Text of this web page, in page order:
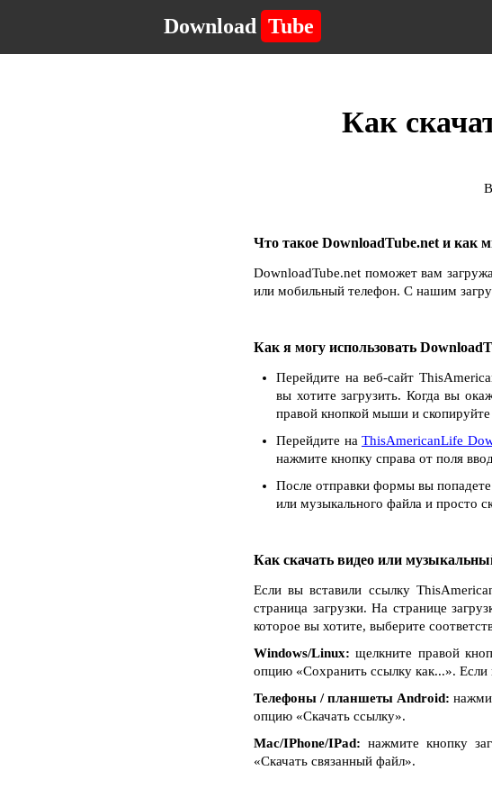
Download Tube
Как
Что такое DownloadTube.net и как
DownloadTube.net поможет вам
или мобильный телефон. С нашим
Как я могу использовать
Перейдите на веб-сайт
вы хотите загрузить. Когда вы
правой кнопкой мыши и скопируйте
Перейдите на ThisAmericanLife
нажмите кнопку справа от поля
После отправки формы вы попадете
или музыкального файла и просто
Как скачать видео или
Если вы вставили ссылку
страница загрузки. На странице
которое вы хотите, выберите
Windows/Linux: щелкните правой
опцию «Сохранить ссылку как...».
Телефоны / планшеты Android:
опцию «Скачать ссылку».
Mac/IPhone/IPad: нажмите кнопку
«Скачать связанный файл».